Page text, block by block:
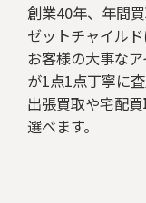
創業40年、年間
ゼットチャイル
お客様の大事な
が1点1点丁寧に査
出張買取や宅配
選べます。